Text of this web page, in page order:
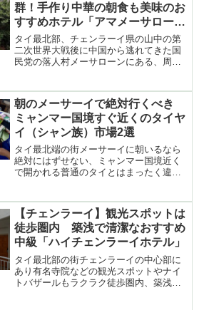
群！手作り中華の朝食も美味のお
すすめホテル「アマメーサロー
ン」
タイ最北部、チェンラーイ県の山中の第
二次世界大戦後に中国から逃れてきた国
民党の落人村メーサローンにある、周辺
サローン」
朝のメーサーイで絶対行くべき
ミャンマー国境すぐ近くのタイヤ
イ（シャン族）市場2選
タイ最北端の街メーサーイに朝いるなら
絶対にはずせない、ミャンマー国境近く
で開かれる普通のタイとはまったく違う
【チェンラーイ】観光スポットは
徒歩圏内 築浅で清潔なおすすめ
中級「ハイチェンラーイホテル」
タイ最北部の街チェンラーイの中心部に
あり有名寺院などの観光スポットやナイ
トバザールもラクラク徒歩圏内、築浅で